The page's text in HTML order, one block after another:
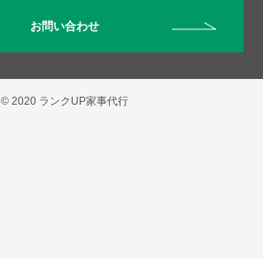
お問い合わせ
© 2020 ランクUP家事代行